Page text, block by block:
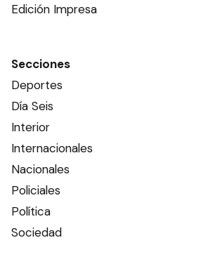
Edición Impresa
Secciones
Deportes
Día Seis
Interior
Internacionales
Nacionales
Policiales
Política
Sociedad